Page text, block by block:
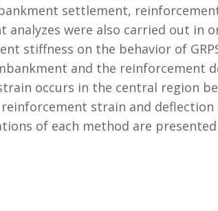
settlement,
were also carried out in
stiffness on the behavior of
and the reinforcement
occurs in the central region
strain and
of each method are presented